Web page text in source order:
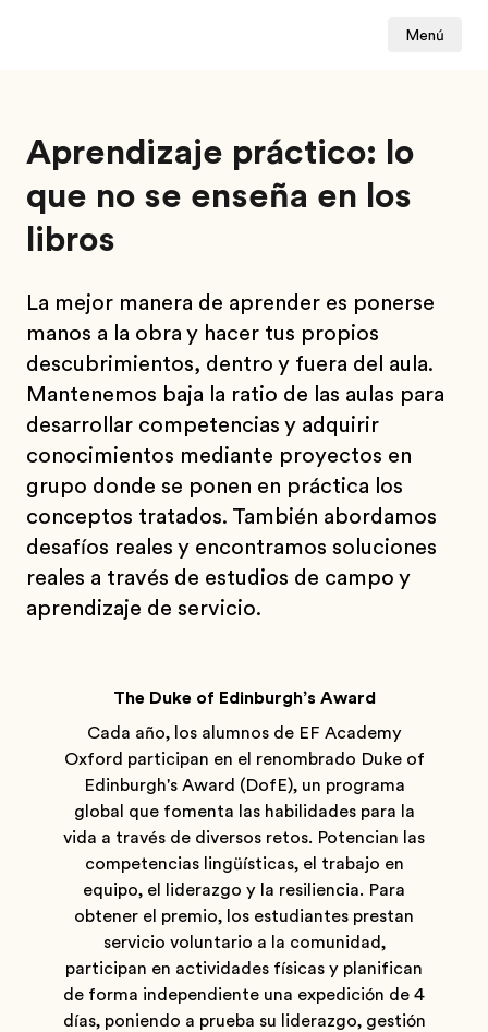
Menú
Aprendizaje práctico: lo
que no se enseña en los
libros
La mejor manera de aprender es ponerse
manos a la obra y hacer tus propios
descubrimientos, dentro y fuera del aula.
Mantenemos baja la ratio de las aulas para
desarrollar competencias y adquirir
conocimientos mediante proyectos en
grupo donde se ponen en práctica los
conceptos tratados. También abordamos
desafíos reales y encontramos soluciones
reales a través de estudios de campo y
aprendizaje de servicio.
The Duke of Edinburgh’s Award
Cada año, los alumnos de EF Academy
Oxford participan en el renombrado Duke of
Edinburgh's Award (DofE), un programa
global que fomenta las habilidades para la
vida a través de diversos retos. Potencian las
competencias lingüísticas, el trabajo en
equipo, el liderazgo y la resiliencia. Para
obtener el premio, los estudiantes prestan
servicio voluntario a la comunidad,
participan en actividades físicas y planifican
de forma independiente una expedición de 4
días, poniendo a prueba su liderazgo, gestión